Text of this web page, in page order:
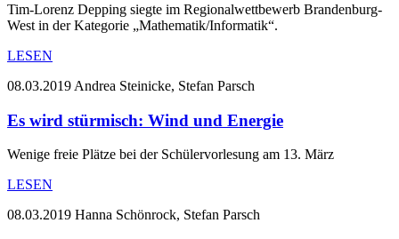
Tim-Lorenz Depping siegte im Regionalwettbewerb Brandenburg-
West in der Kategorie „Mathematik/Informatik“.
LESEN
08.03.2019 Andrea Steinicke, Stefan Parsch
Es wird stürmisch: Wind und Energie
Wenige freie Plätze bei der Schülervorlesung am 13. März
LESEN
08.03.2019 Hanna Schönrock, Stefan Parsch